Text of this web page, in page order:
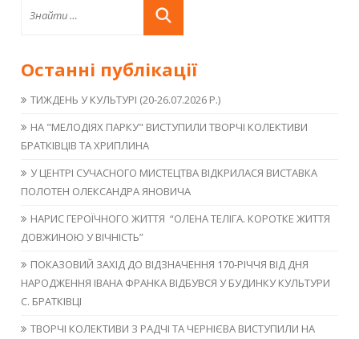
Останні публікації
ТИЖДЕНЬ У КУЛЬТУРІ (20-26.07.2026 Р.)
НА "МЕЛОДІЯХ ПАРКУ" ВИСТУПИЛИ ТВОРЧІ КОЛЕКТИВИ
БРАТКІВЦІВ ТА ХРИПЛИНА
У ЦЕНТРІ СУЧАСНОГО МИСТЕЦТВА ВІДКРИЛАСЯ ВИСТАВКА
ПОЛОТЕН ОЛЕКСАНДРА ЯНОВИЧА
НАРИС ГЕРОЇЧНОГО ЖИТТЯ “ОЛЕНА ТЕЛІГА. КОРОТКЕ ЖИТТЯ
ДОВЖИНОЮ У ВІЧНІСТЬ”
ПОКАЗОВИЙ ЗАХІД ДО ВІДЗНАЧЕННЯ 170-РІЧЧЯ ВІД ДНЯ
НАРОДЖЕННЯ ІВАНА ФРАНКА ВІДБУВСЯ У БУДИНКУ КУЛЬТУРИ
С. БРАТКІВЦІ
ТВОРЧІ КОЛЕКТИВИ З РАДЧІ ТА ЧЕРНІЄВА ВИСТУПИЛИ НА